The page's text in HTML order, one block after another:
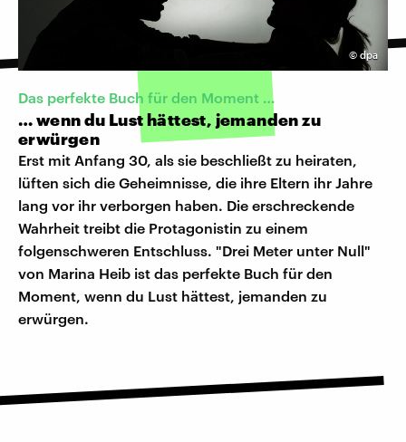
© dpa
Das perfekte Buch für den Moment …
… wenn du Lust hättest, jemanden zu
erwürgen
Erst mit Anfang 30, als sie beschließt zu heiraten,
lüften sich die Geheimnisse, die ihre Eltern ihr Jahre
lang vor ihr verborgen haben. Die erschreckende
Wahrheit treibt die Protagonistin zu einem
folgenschweren Entschluss. "Drei Meter unter Null"
von Marina Heib ist das perfekte Buch für den
Moment, wenn du Lust hättest, jemanden zu
erwürgen.